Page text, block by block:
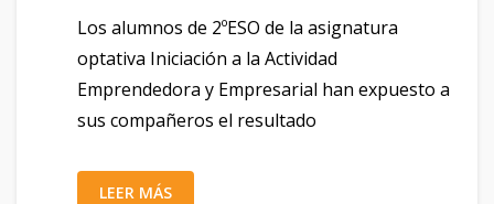
Los alumnos de 2ºESO de la asignatura
optativa Iniciación a la Actividad
Emprendedora y Empresarial han expuesto a
sus compañeros el resultado
LEER MÁS